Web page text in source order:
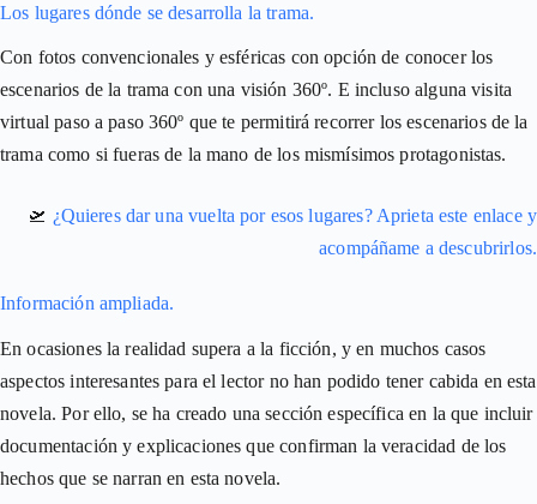
Los lugares dónde se desarrolla la trama.
Con fotos convencionales y esféricas con opción de conocer los
escenarios de la trama con una visión 360º. E incluso alguna visita
virtual paso a paso 360º que te permitirá recorrer los escenarios de la
trama como si fueras de la mano de los mismísimos protagonistas.
🛫 ¿Quieres dar una vuelta por esos lugares? Aprieta este enlace y
acompáñame a descubrirlos.
Información ampliada.
En ocasiones la realidad supera a la ficción, y en muchos casos
aspectos interesantes para el lector no han podido tener cabida en esta
novela. Por ello, se ha creado una sección específica en la que incluir
documentación y explicaciones que confirman la veracidad de los
hechos que se narran en esta novela.